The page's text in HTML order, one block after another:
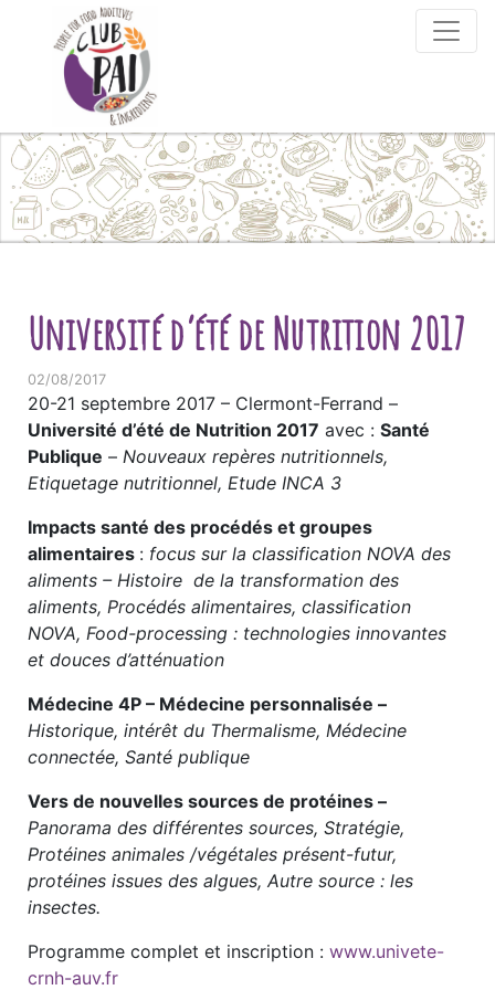
Skip to content
Université d’été de Nutrition 2017
02/08/2017
20-21 septembre 2017 – Clermont-Ferrand –
Université d’été de Nutrition 2017 avec : Santé
Publique – Nouveaux repères nutritionnels,
Etiquetage nutritionnel, Etude INCA 3
Impacts santé des procédés et groupes
alimentaires : focus sur la classification NOVA des
aliments – Histoire de la transformation des
aliments, Procédés alimentaires, classification
NOVA, Food-processing : technologies innovantes
et douces d’atténuation
Médecine 4P – Médecine personnalisée –
Historique, intérêt du Thermalisme, Médecine
connectée, Santé publique
Vers de nouvelles sources de protéines –
Panorama des différentes sources, Stratégie,
Protéines animales /végétales présent-futur,
protéines issues des algues, Autre source : les
insectes.
Programme complet et inscription : www.univete-
crnh-auv.fr